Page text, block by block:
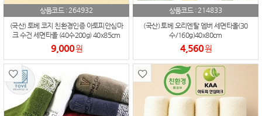
상품코드 :264932
(국산) 토베 코지 친환경인증 아토피안심마
크 수건 세면타올 (40수200g) 40x85cm
(OEKO-TEX1등급 / 아토피 안심마크)
9,000원
상품코드 :214833
(국산) 토베 오리엔탈 엠버 세면타올(30
수/160g)40x80cm
4,560원